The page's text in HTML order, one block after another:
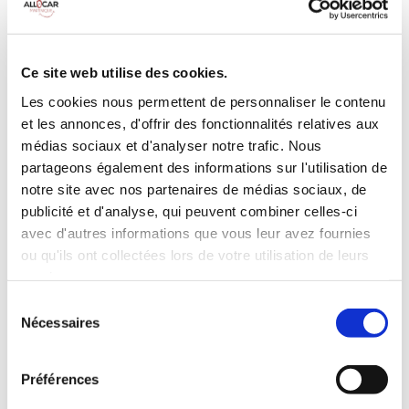
Ce site web utilise des cookies.
Les cookies nous permettent de personnaliser le contenu
et les annonces, d'offrir des fonctionnalités relatives aux
médias sociaux et d'analyser notre trafic. Nous
partageons également des informations sur l'utilisation de
notre site avec nos partenaires de médias sociaux, de
publicité et d'analyse, qui peuvent combiner celles-ci
avec d'autres informations que vous leur avez fournies
ou qu'ils ont collectées lors de votre utilisation de leurs
Nécessaires
Préférences
Diesel
INCLUS À LA LOCATION
Killométrage illimité
Assurance tous risques (hors franchise)
Carburant : plein à rendre plein
CONDITIONS DE LOCATION
Age minimum :20 ans